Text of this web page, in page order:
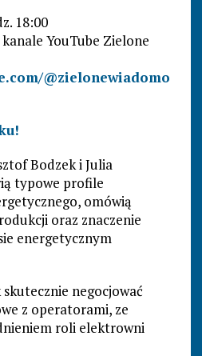
18:00
YouTube Zielone
@zielonewiadomo
Bodzek i Julia
typowe profile
omówią
oraz znaczenie
energetycznym
negocjować
z operatorami, ze
roli elektrowni